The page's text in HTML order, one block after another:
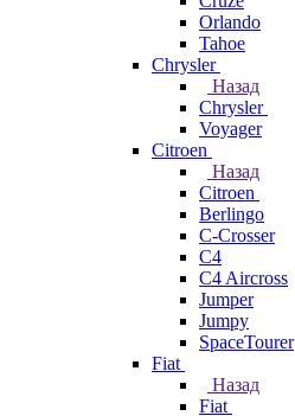
Orlando
Tahoe
Chrysler
Назад
Chrysler
Voyager
Citroen
Назад
Citroen
Berlingo
C-Crosser
C4
C4 Aircross
Jumper
Jumpy
SpaceTourer
Fiat
Назад
Fiat